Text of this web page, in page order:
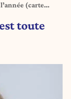
(carte
toute